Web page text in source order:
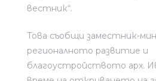
вестник“.
Това съобщи заместник-
регионалното развитие и
благоустройството арх.